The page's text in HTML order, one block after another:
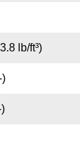
lb/ft³)